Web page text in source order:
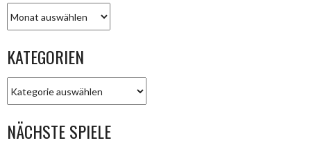
KATEGORIEN
NÄCHSTE SPIELE